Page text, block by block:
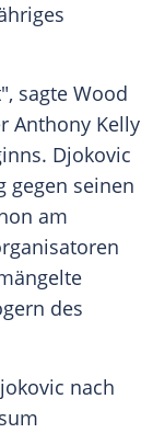
sagte Wood
Anthony Kelly
Djokovic
gegen seinen
am
des
nach